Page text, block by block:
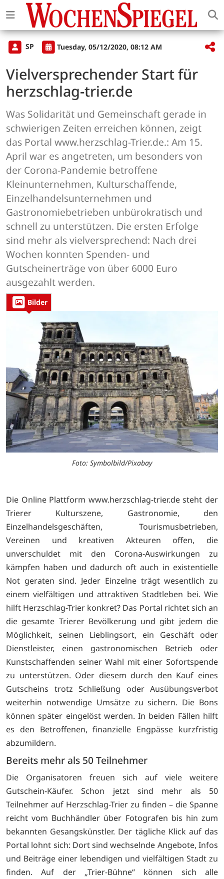
SP Tuesday, 05/12/2020, 08:12 AM
Vielversprechender Start für
herzschlag-trier.de
Was Solidarität und Gemeinschaft gerade in
schwierigen Zeiten erreichen können, zeigt
das Portal www.herzschlag-Trier.de.: Am 15.
April war es angetreten, um besonders von
der Corona-Pandemie betroffene
Kleinunternehmen, Kulturschaffende,
Einzelhandelsunternehmen und
Gastronomiebetrieben unbürokratisch und
schnell zu unterstützen. Die ersten Erfolge
sind mehr als vielversprechend: Nach drei
Wochen konnten Spenden- und
Gutscheinerträge von über 6000 Euro
ausgezahlt werden.
Bilder
Foto: Symbolbild/Pixabay
Die Online Plattform www.herzschlag-trier.de steht der
Trierer Kulturszene, Gastronomie, den
Einzelhandelsgeschäften, Tourismusbetrieben,
Vereinen und kreativen Akteuren offen, die
unverschuldet mit den Corona-Auswirkungen zu
kämpfen haben und dadurch oft auch in existentielle
Not geraten sind. Jeder Einzelne trägt wesentlich zu
einem vielfältigen und attraktiven Stadtleben bei. Wie
hilft Herzschlag-Trier konkret? Das Portal richtet sich an
die gesamte Trierer Bevölkerung und gibt jedem die
Möglichkeit, seinen Lieblingsort, ein Geschäft oder
Dienstleister, einen gastronomischen Betrieb oder
Kunstschaffenden seiner Wahl mit einer Sofortspende
zu unterstützen. Oder diesem durch den Kauf eines
Gutscheins trotz Schließung oder Ausübungsverbot
weiterhin notwendige Umsätze zu sichern. Die Bons
können später eingelöst werden. In beiden Fällen hilft
es den Betroffenen, finanzielle Engpässe kurzfristig
abzumildern.
Bereits mehr als 50 Teilnehmer
Die Organisatoren freuen sich auf viele weitere
Gutschein-Käufer. Schon jetzt sind mehr als 50
Teilnehmer auf Herzschlag-Trier zu finden – die Spanne
reicht vom Buchhändler über Fotografen bis hin zum
bekannten Gesangskünstler. Der tägliche Klick auf das
Portal lohnt sich: Dort sind wechselnde Angebote, Infos
und Beiträge einer lebendigen und vielfältigen Stadt zu
finden. Auf der „Trier-Bühne“ können sich alle